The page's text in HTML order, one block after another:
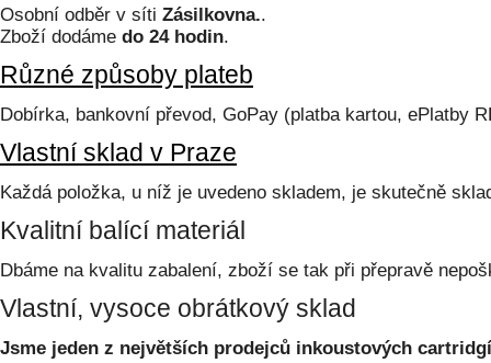
Osobní odběr v síti Zásilkovna..
Zboží dodáme do 24 hodin.
Různé způsoby plateb
Dobírka, bankovní převod, GoPay (platba kartou, ePlatby
Vlastní sklad v Praze
Každá položka, u níž je uvedeno skladem, je skutečně
Kvalitní balící materiál
Dbáme na kvalitu zabalení, zboží se tak při přepravě
Vlastní, vysoce obrátkový sklad
Jsme jeden z největších prodejců inkoustových